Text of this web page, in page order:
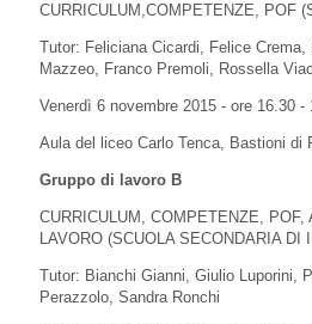
CURRICULUM,COMPETENZE, POF
Tutor: Feliciana Cicardi, Felice
Mazzeo, Franco Premoli, Rossella
Venerdì 6 novembre 2015 - ore 16.30 -
Aula del liceo Carlo Tenca, Bastioni di
Gruppo di lavoro B
CURRICULUM, COMPETENZE, POF,
LAVORO (SCUOLA SECONDARIA DI
Tutor: Bianchi Gianni, Giulio Luporini,
Perazzolo, Sandra Ronchi